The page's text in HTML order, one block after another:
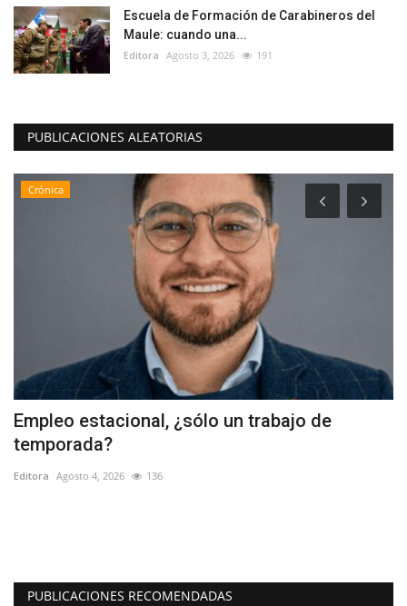
Escuela de Formación de Carabineros del
Maule: cuando una...
Editora Agosto 3, 2026 191
PUBLICACIONES ALEATORIAS
Crónica
Empleo estacional, ¿sólo un trabajo de
temporada?
Editora Agosto 4, 2026 136
PUBLICACIONES RECOMENDADAS